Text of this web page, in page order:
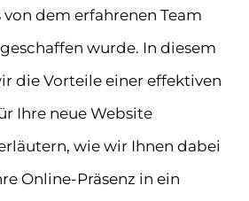
dem erfahrenen Team
wurde. In diesem
die Vorteile einer effektiven
Ihre neue Website
wie wir Ihnen dabei
Online-Präsenz in ein